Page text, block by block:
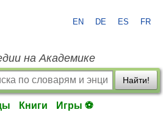
EN DE ES FR
на Академике
Найти!
Книги Игры ⚽